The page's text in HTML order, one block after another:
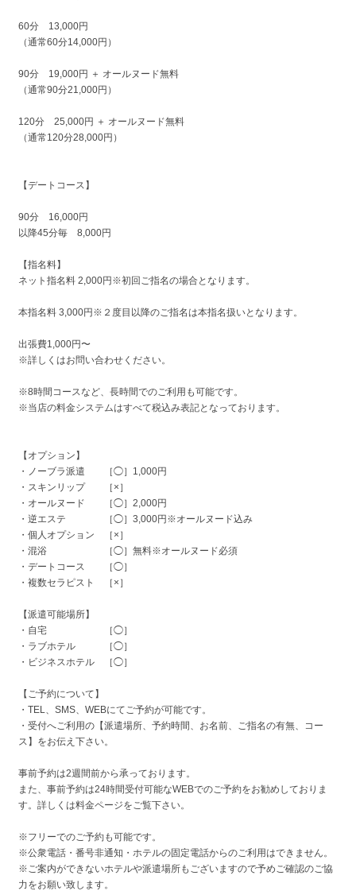
60分 13,000円
（通常60分14,000円）
90分 19,000円 ＋ オールヌード無料
（通常90分21,000円）
120分 25,000円 ＋ オールヌード無料
（通常120分28,000円）
【デートコース】
90分 16,000円
以降45分毎 8,000円
【指名料】
ネット指名料 2,000円※初回ご指名の場合となります。
本指名料 3,000円※２度目以降のご指名は本指名扱いとなります。
出張費1,000円〜
※詳しくはお問い合わせください。
※8時間コースなど、長時間でのご利用も可能です。
※当店の料金システムはすべて税込み表記となっております。
【オプション】
・ノーブラ派遣 ［◯］1,000円
・スキンリップ ［×］
・オールヌード ［◯］2,000円
・逆エステ ［◯］3,000円※オールヌード込み
・個人オプション ［×］
・混浴 ［◯］無料※オールヌード必須
・デートコース ［◯］
・複数セラピスト ［×］
【派遣可能場所】
・自宅 ［◯］
・ラブホテル ［◯］
・ビジネスホテル ［◯］
【ご予約について】
・TEL、SMS、WEBにてご予約が可能です。
・受付へご利用の【派遣場所、予約時間、お名前、ご指名の有無、コー
ス】をお伝え下さい。
事前予約は2週間前から承っております。
また、事前予約は24時間受付可能なWEBでのご予約をお勧めしておりま
す。詳しくは料金ページをご覧下さい。
※フリーでのご予約も可能です。
※公衆電話・番号非通知・ホテルの固定電話からのご利用はできません。
※ご案内ができないホテルや派遣場所もございますので予めご確認のご協
力をお願い致します。